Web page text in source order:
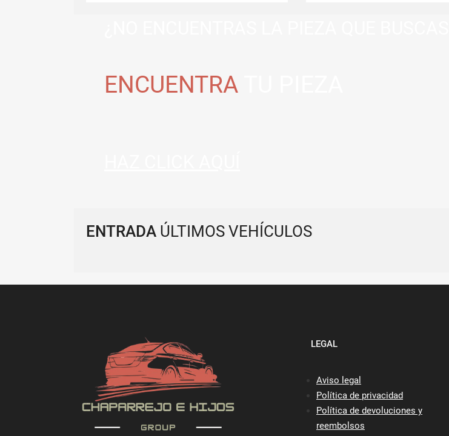
ENCUENTRA
ENTRADA ÚLTIMOS VEHÍCULOS
LEGAL
Aviso legal
Política de privacidad
Política de devoluciones y
reembolsos